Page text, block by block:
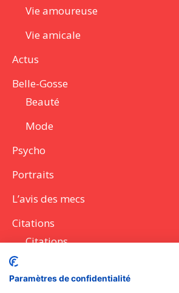
Vie amoureuse
Vie amicale
Actus
Belle-Gosse
Beauté
Mode
Psycho
Portraits
L’avis des mecs
Citations
Citations
Paramètres de confidentialité